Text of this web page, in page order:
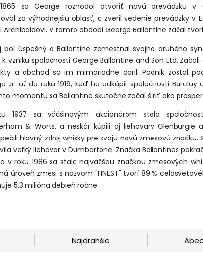
sa George rozhodol otvoriť novú prevádzku v
za výhodnejšiu oblasť, a zveril vedenie prevádzky v
Archibaldovi. V tomto období George Ballantine začal
bol úspešný a Ballantine zamestnal svojho druhého
k vzniku spoločnosti George Ballantine and Son Ltd.
a obchod sa im mimoriadne daril. Podnik zostal
Jr. až do roku 1919, keď ho odkúpili spoločnosti Barclay
momentu sa Ballantine skutočne začal šíriť ako
1937 sa väčšinovým akcionárom stala
& Worts, a neskôr kúpili aj liehovary Glenburgie
hlavný zdroj whisky pre svoju novú zmesovú značku.
veľký liehovar v Dumbartone. Značka Ballantines
v roku 1986 sa stala najväčšou značkou zmesových
úroveň zmesi s názvom "FINEST" tvorí 89 %
5,3 milióna debieň ročne.
Najdrahšie